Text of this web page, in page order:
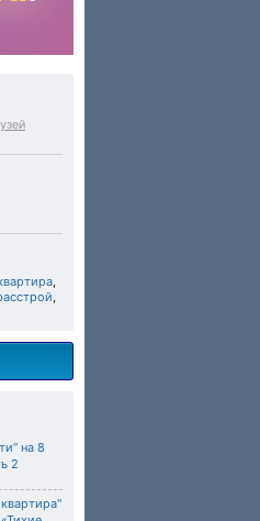
,
,
на 8
2